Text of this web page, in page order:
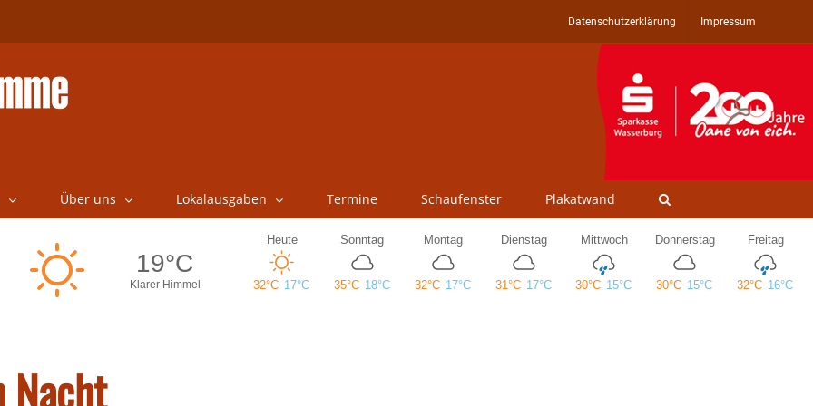
Datenschutzerklärung Impressum
Über uns Lokalausgaben Termine Schaufenster Plakatwand
Nacht